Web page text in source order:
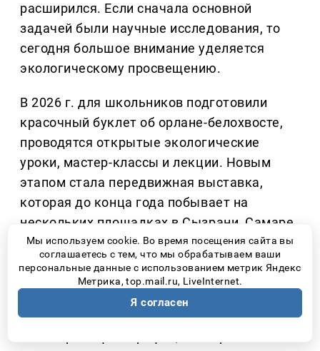
расширился. Если сначала основной
задачей были научные исследования, то
сегодня большое внимание уделяется
экологическому просвещению.
В 2026 г. для школьников подготовили
красочный буклет об орлане-белохвосте,
проводятся открытые экологические
уроки, мастер-классы и лекции. Новым
этапом стала передвижная выставка,
которая до конца года побывает на
нескольких площадках в Сызрани, Самаре,
Тольятти, Жигулёвске, Новокуйбышевске,
вузах, колледжах, школах и домах
культуры региона.
На выставке дети могут не просто
Мы используем cookie. Во время посещения сайта вы
соглашаетесь с тем, что мы обрабатываем ваши
персональные данные с использованием метрик Яндекс
Метрика, top.mail.ru, LiveInternet.
Я согласен